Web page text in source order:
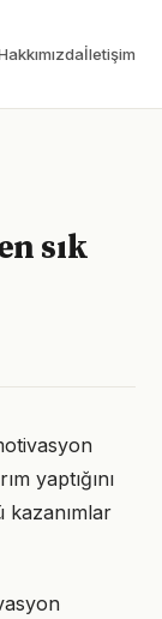
İletişim
sık
yaptığını